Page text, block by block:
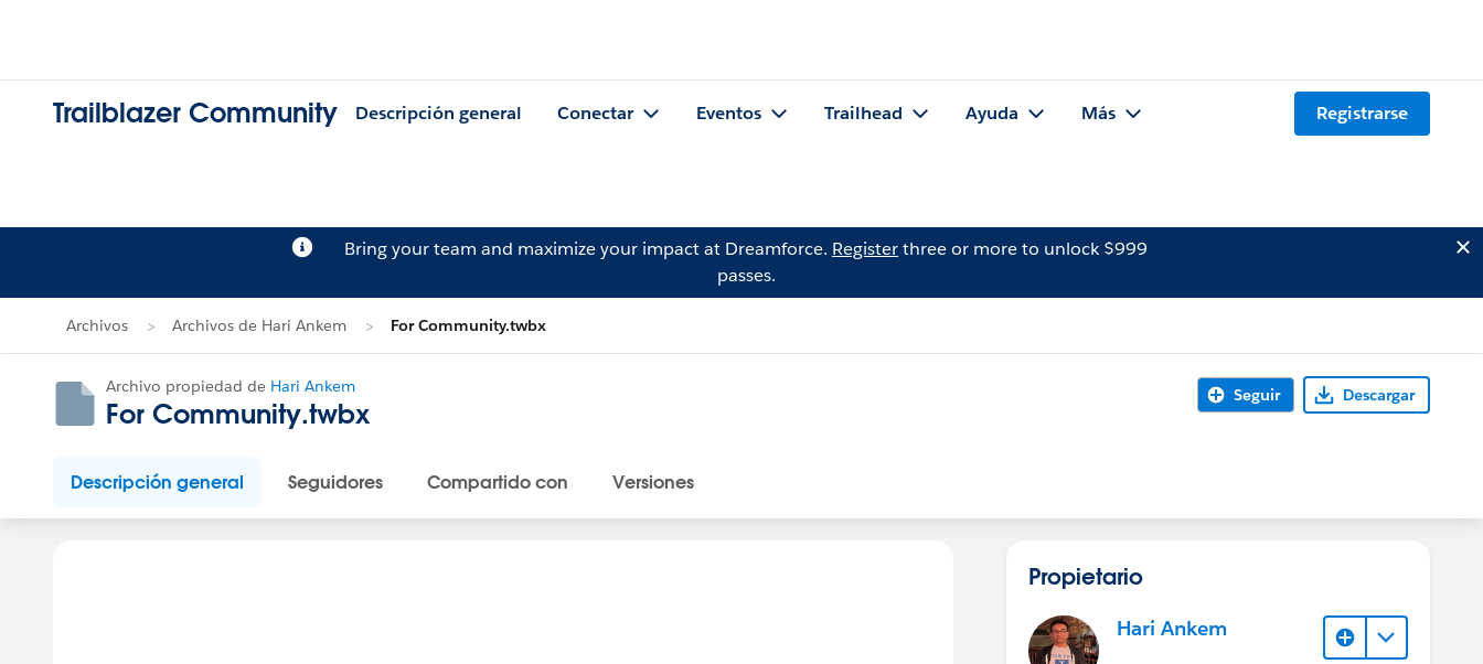
Trailblazer Community Descripción general Conectar Eventos Trailhead Ayuda Más Registrarse
Bring your team and maximize your impact at Dreamforce. Registerthree or more to unlock $999
passes.
Archivos Archivos de Hari Ankem For Community.twbx
Archivo propiedad de Hari Ankem
For Community.twbx
Seguir Descargar
Descripción general Seguidores Compartido con Versiones
Propietario
Hari Ankem